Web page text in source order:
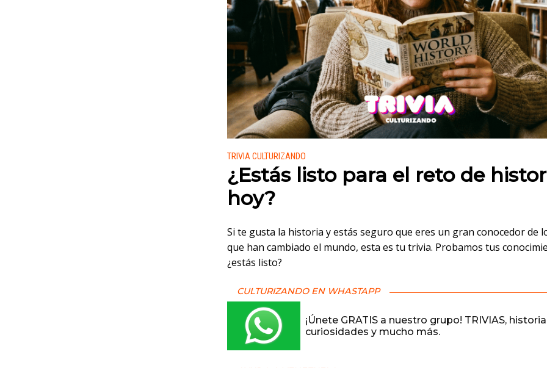
Publicado en:
TRIVIA CULTURIZANDO
¿Estás listo para el reto de
hoy?
Si te gusta la historia y estás seguro que eres un gran conocedor de
que han cambiado el mundo, esta es tu trivia. Probamos tus
¿estás listo?
CULTURIZANDO EN WHASTAPP
¡Únete GRATIS a nuestro grupo! TRIVIAS,
curiosidades y mucho más.